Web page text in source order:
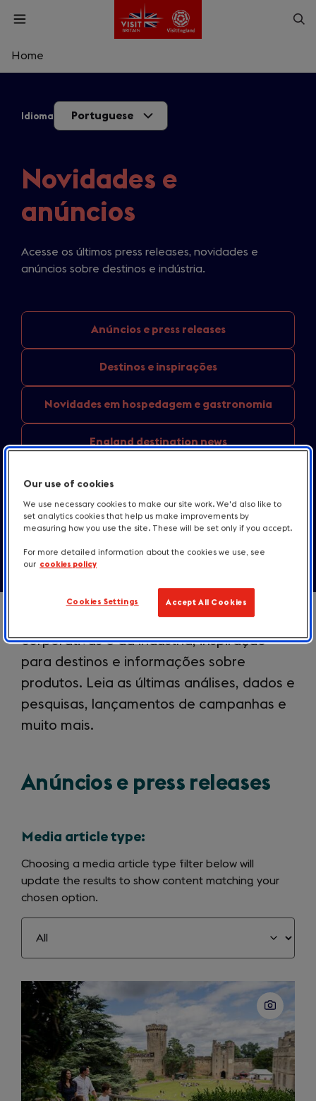
Skip
content
Open
a
Home
Idioma Portuguese
Novidades e
anúncios
Acesse os últimos press releases, novidades e
anúncios sobre destinos e indústria.
Anúncios e press releases
Destinos e inspirações
Novidades em hospedagem e gastronomia
England destination news
Recursos para
Fale conosco
Fique por dentro das nossas notícias
corporativas e da indústria, inspiração
para destinos e informações sobre
produtos. Leia as últimas análises, dados e
pesquisas, lançamentos de campanhas e
muito mais.
Anúncios e press releases
Media article type:
Choosing a media article type filter below will
update the results to show content matching your
chosen option.
Slide
of
Our use of cookies
We use necessary cookies to make our site work. We'd also like to
set analytics cookies that help us make improvements by
measuring how you use the site. These will be set only if you accept.
For more detailed information about the cookies we use, see
our cookies policy
Cookies Settings Accept All Cookies